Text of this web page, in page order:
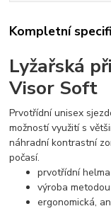
Kompletní
Lyžařská
Visor Soft
Prvotřídní unisex
možností využití s
náhradní kontrastní
počasí.
prvotřídní
výroba
ergonomická,